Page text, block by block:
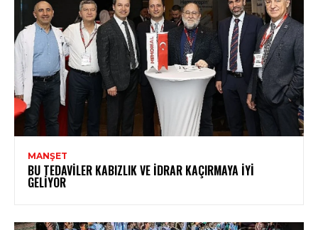
MANŞET
BU TEDAVILER KABIZLIK VE İDRAR KAÇIRMAYA İYI
GELIYOR